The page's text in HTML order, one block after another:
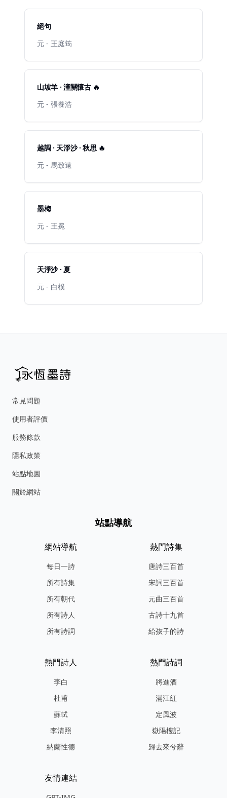
絕句
元 - 王庭筠
山坡羊 · 潼關懷古 🔥
元 - 張養浩
越調 · 天淨沙 · 秋思 🔥
元 - 馬致遠
墨梅
元 - 王冕
天淨沙 · 夏
元 - 白樸
常見問題
使用者評價
服務條款
隱私政策
站點地圖
關於網站
站點導航
網站導航
每日一詩
所有詩集
所有朝代
所有詩人
所有詩詞
熱門詩集
唐詩三百首
宋詞三百首
元曲三百首
古詩十九首
給孩子的詩
熱門詩人
李白
杜甫
蘇軾
李清照
納蘭性德
熱門詩詞
將進酒
滿江紅
定風波
嶽陽樓記
歸去來兮辭
友情連結